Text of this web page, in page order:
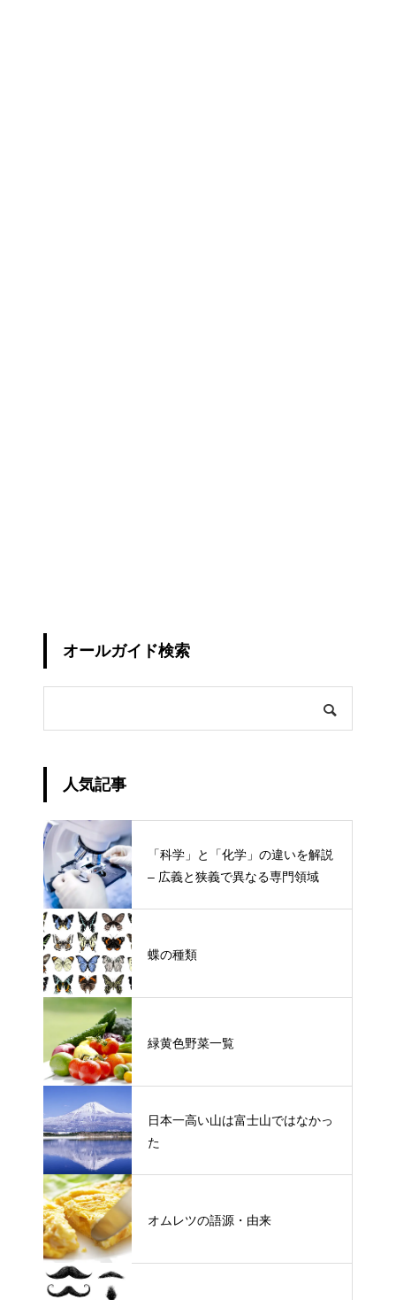
オールガイド検索
人気記事
「科学」と「化学」の違いを解説
– 広義と狭義で異なる専門領域
蝶の種類
緑黄色野菜一覧
日本一高い山は富士山ではなかっ
た
オムレツの語源・由来